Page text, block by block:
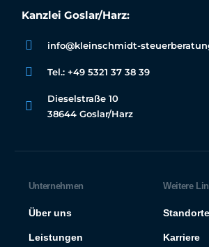
Kanzlei Goslar/Harz:
info@kleinschmidt-
Tel.: +49 5321 37 38 39
Dieselstraße 10
38644 Goslar/Harz
Unternehmen​
Über uns
Leistungen
Weitere
Standorte
Karriere